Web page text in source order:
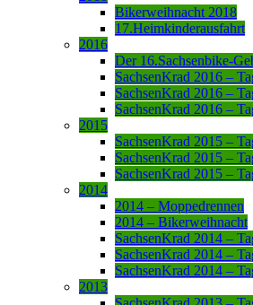
Bikerweihnacht 2018
17.Heimkinderausfahrt
2016
Der 16.Sachsenbike-
SachsenKrad 2016 –
SachsenKrad 2016 –
SachsenKrad 2016 –
2015
SachsenKrad 2015 –
SachsenKrad 2015 –
SachsenKrad 2015 –
2014
2014 – Moppedrennen
2014 – Bikerweihnacht
SachsenKrad 2014 –
SachsenKrad 2014 –
SachsenKrad 2014 –
2013